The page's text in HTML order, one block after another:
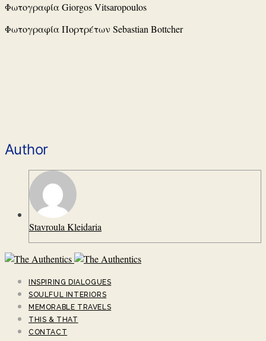
Φωτογραφία Giorgos Vitsaropoulos
Φωτογραφία Πορτρέτων Sebastian Bottcher
Author
Stavroula Kleidaria
INSPIRING DIALOGUES
SOULFUL INTERIORS
MEMORABLE TRAVELS
THIS & THAT
CONTACT